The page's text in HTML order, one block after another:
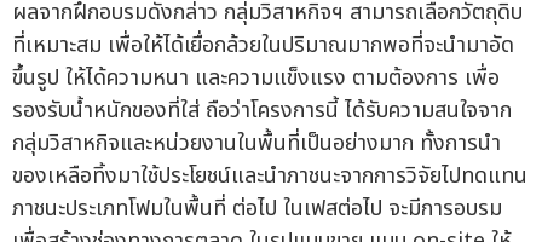
ผลจากฝึกอบรมดังกล่าว กลุ่มวิสาหกิจฯ สามารถเลือกวัตถุดิบ
ที่เหมาะสม เพื่อให้ได้เยื่อกล้วยในปริมาณมากพอที่จะนำมาอัด
ขึ้นรูป ให้ได้ความหนา และความแข็งแรง ตามต้องการ เพื่อ
รองรับน้ำหนักของที่ใส่ ถือว่าโครงการนี้ ได้รับความสนใจจาก
กลุ่มวิสาหกิจและหน่วยงานในพื้นที่เป็นอย่างมาก ทั้งการนำ
ของเหลือทิ้งมาใช้ประโยชน์และนำภาชนะจากการวิจัยไปทดแทน
ภาชนะประเภทโฟมในพื้นที่ ต่อไป ในเฟสต่อไป จะมีการอบรม